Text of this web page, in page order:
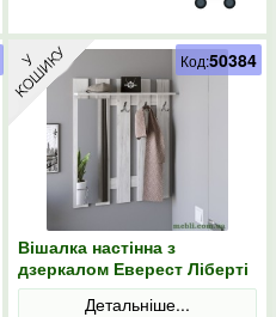
Вішалка настінна з
дзеркалом Еверест Ліберті
90x15.2x110 дуб крафт
Детальніше...
Код:50384